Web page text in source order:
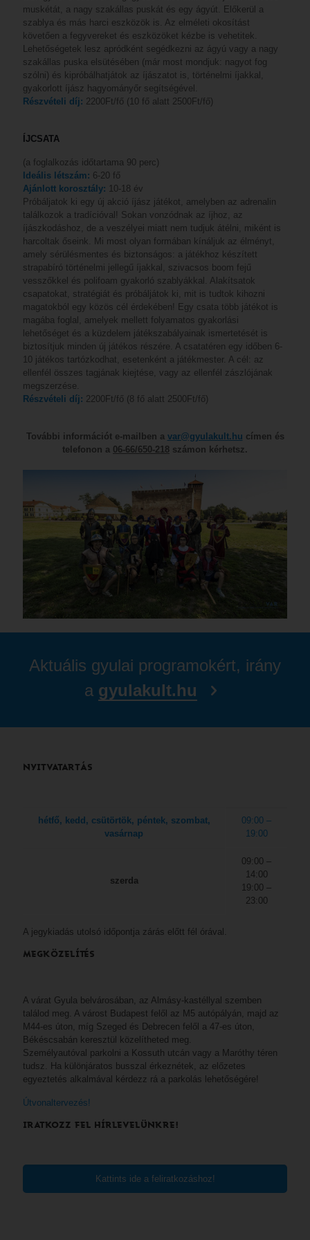
muskétát, a nagy szakállas puskát és egy ágyút. Előkerül a
szablya és más harci eszközök is. Az elméleti okosítást
követően a fegyvereket és eszközöket kézbe is vehetitek.
Lehetőségetek lesz apródként segédkezni az ágyú vagy a nagy
szakállas puska elsütésében (már most mondjuk: nagyot fog
szólni) és kipróbálhatjátok az íjászatot is, történelmi íjakkal,
gyakorlott íjász hagyományőr segítségével.
Részvételi díj: 2200Ft/fő (10 fő alatt 2500Ft/fő)
ÍJCSATA
(a foglalkozás időtartama 90 perc)
Ideális létszám: 6-20 fő
Ajánlott korosztály: 10-18 év
Próbáljatok ki egy új akció íjász játékot, amelyben az adrenalin
találkozok a tradícióval! Sokan vonzódnak az íjhoz, az
íjászkodáshoz, de a veszélyei miatt nem tudjuk átélni, miként is
harcoltak őseink. Mi most olyan formában kínáljuk az élményt,
amely sérülésmentes és biztonságos: a játékhoz készített
strapabíró történelmi jellegű íjakkal, szivacsos boom fejű
vesszőkkel és polifoam gyakorló szablyákkal. Alakítsatok
csapatokat, stratégiát és próbáljátok ki, mit is tudtok kihozni
magatokból egy közös cél érdekében! Egy csata több játékot is
magába foglal, amelyek mellett folyamatos gyakorlási
lehetőséget és a küzdelem játékszabályainak ismertetését is
biztosítjuk minden új játékos részére. A csatatéren egy időben 6-
10 játékos tartózkodhat, esetenként a játékmester. A cél: az
ellenfél összes tagjának kiejtése, vagy az ellenfél zászlójának
megszerzése.
Részvételi díj: 2200Ft/fő (8 fő alatt 2500Ft/fő)
További információt e-mailben a var@gyulakult.hu címen és
telefonon a 06-66/650-218 számon kérhetsz.
Aktuális gyulai programokért, irány
a gyulakult.hu
NYITVATARTÁS
hétfő, kedd, csütörtök, péntek, szombat,
vasárnap
09:00 –
19:00
szerda
09:00 –
14:00
19:00 –
23:00
A jegykiadás utolsó időpontja zárás előtt fél órával.
MEGKÖZELÍTÉS
A várat Gyula belvárosában, az Almásy-kastéllyal szemben
találod meg. A várost Budapest felől az M5 autópályán, majd az
M44-es úton, míg Szeged és Debrecen felől a 47-es úton,
Békéscsabán keresztül közelítheted meg.
Személyautóval parkolni a Kossuth utcán vagy a Maróthy téren
tudsz. Ha különjáratos busszal érkeznétek, az előzetes
egyeztetés alkalmával kérdezz rá a parkolás lehetőségére!
Útvonaltervezés!
IRATKOZZ FEL HÍRLEVELÜNKRE!
Kattints ide a feliratkozáshoz!